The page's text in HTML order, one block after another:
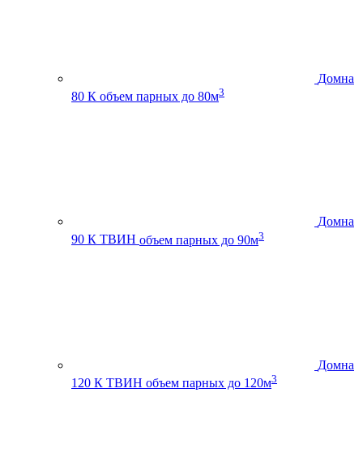
Домна
80 К объем парных до 80м3
Домна
90 К ТВИН объем парных до 90м3
Домна
120 К ТВИН объем парных до 120м3